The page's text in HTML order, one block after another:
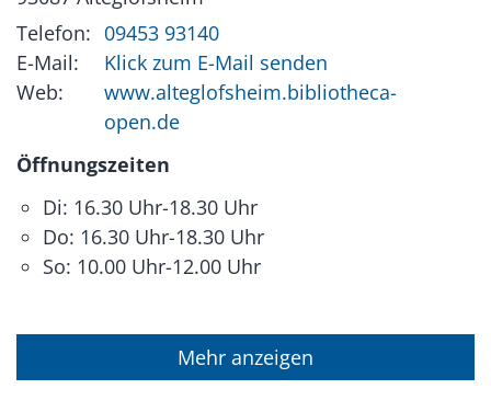
Telefon: 09453 93140
E-Mail:
Klick zum E-Mail senden
Web:
www.alteglofsheim.bibliotheca-
open.de
Öffnungszeiten
Di: 16.30 Uhr-18.30 Uhr
Do: 16.30 Uhr-18.30 Uhr
So: 10.00 Uhr-12.00 Uhr
Mehr anzeigen